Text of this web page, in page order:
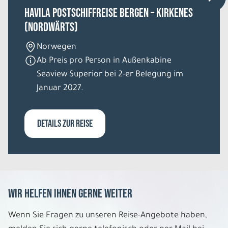
8 Tage
Mo. 10.08. - Mo. 17.08.2026
HAVILA Postschiffreise Bergen – Kirkenes
(nordwärts)
Norwegen
Ab Preis pro Person in Außenkabine
Seaview Superior bei 2-er Belegung im
Januar 2027.
DETAILS ZUR REISE
Wir helfen Ihnen gerne weiter
Wenn Sie Fragen zu unseren Reise-Angebote haben,